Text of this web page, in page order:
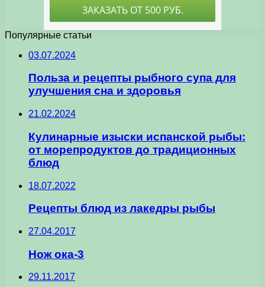
Популярные статьи
03.07.2024
Польза и рецепты рыбного супа для
улучшения сна и здоровья
21.02.2024
Кулинарные изыски испанской рыбы:
от морепродуктов до традиционных
блюд
18.07.2022
Рецепты блюд из лакедры рыбы
27.04.2017
Нож ока-3
29.11.2017